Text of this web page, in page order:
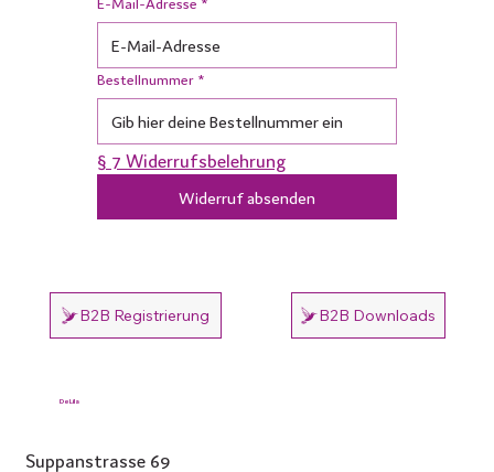
Bestellnummer *
§ 7 Widerrufsbelehrung
Widerruf absenden
B2B Registrierung B2B Downloads
DeLila
Suppanstrasse 69